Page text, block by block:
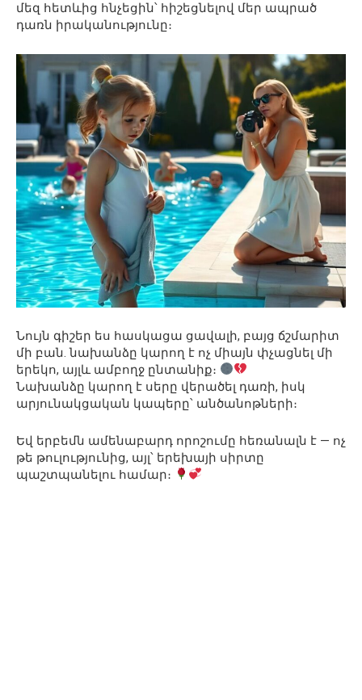
մեզ հետևից հնչեցին՝ հիշեցնելով մեր ապրած
դառն իրականությունը։
Նույն գիշեր ես հասկացա ցավալի, բայց ճշմարիտ
մի բան. նախանձը կարող է ոչ միայն փչացնել մի
երեկո, այլև ամբողջ ընտանիք։
Նախանձը կարող է սերը վերածել դառի, իսկ
արյունակցական կապերը՝ անծանոթների։
Եվ երբեմն ամենաբարդ որոշումը հեռանալն է — ոչ
թե թուլությունից, այլ՝ երեխայի սիրտը
պաշտպանելու համար։